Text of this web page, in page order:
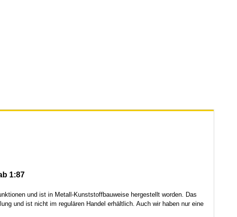
1:87
und ist in Metall-Kunststoffbauweise hergestellt worden. Das
und ist nicht im regulären Handel erhältlich. Auch wir haben nur eine